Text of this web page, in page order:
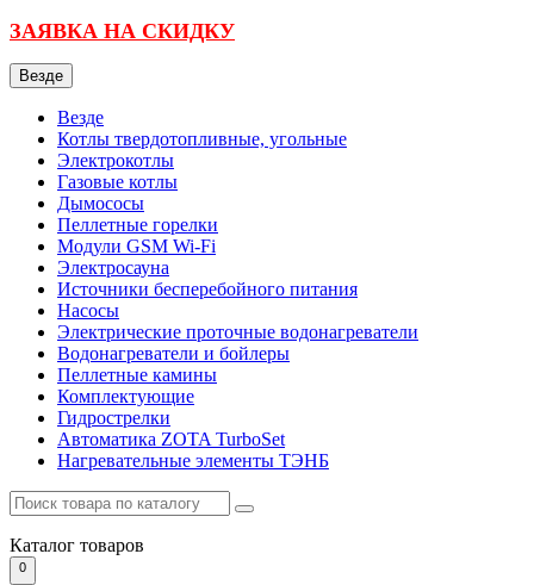
ЗАЯВКА НА СКИДКУ
Везде
Везде
Котлы твердотопливные, угольные
Электрокотлы
Газовые котлы
Дымососы
Пеллетные горелки
Модули GSM Wi-Fi
Электросауна
Источники бесперебойного питания
Насосы
Электрические проточные водонагреватели
Водонагреватели и бойлеры
Пеллетные камины
Комплектующие
Гидрострелки
Автоматика ZOTA TurboSet
Нагревательные элементы ТЭНБ
Каталог товаров
0